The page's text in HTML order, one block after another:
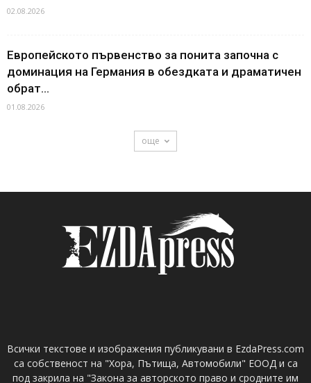
02.08.2026
Европейското първенство за понита започна с
доминация на Германия в обездката и драматичен
обрат...
01.08.2026
още
Всички текстове и изображения публикувани в EzdaPress.com
са собственост на "Хора, Пътища, Автомобили" ЕООД и са
под закрила на "Закона за авторското право и сродните им